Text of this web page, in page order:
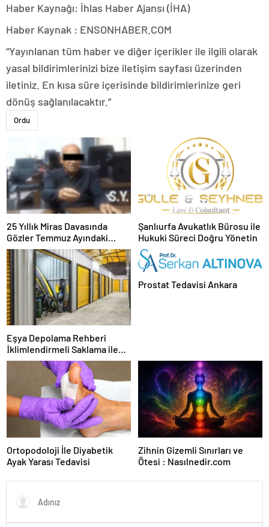
Haber Kaynağı: İhlas Haber Ajansı (İHA)
Haber Kaynak : ENSONHABER.COM
“Yayınlanan tüm haber ve diğer içerikler ile ilgili olarak
yasal bildirimlerinizi bize iletişim sayfası üzerinden
iletiniz. En kısa süre içerisinde bildirimlerinize geri
dönüş sağlanılacaktır.”
Ordu
25 Yıllık Miras Davasında
Gözler Temmuz Ayındaki
Karar Duruşmasına Çevrildi
Şanlıurfa Avukatlık Bürosu ile
Hukuki Süreci Doğru Yönetin
Eşya Depolama Rehberi
İklimlendirmeli Saklama ile
Güvenli Kullanım
Prostat Tedavisi Ankara
Ortopodoloji İle Diyabetik
Ayak Yarası Tedavisi
Zihnin Gizemli Sınırları ve
Ötesi : Nasılnedir.com